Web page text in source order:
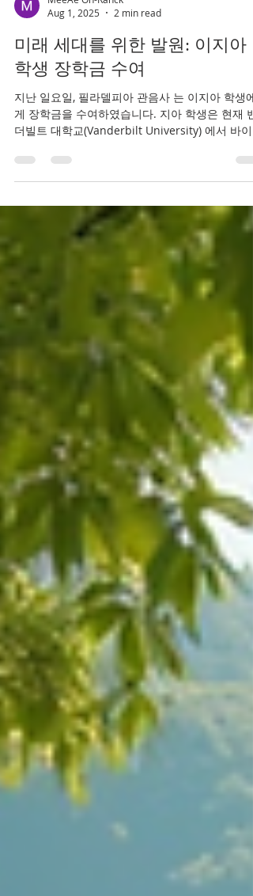
MeeAe Oh-Ranck
Aug 1, 2025
2 min read
미래 세대를 위한 발원: 이지아
학생 장학금 수여
지난 일요일, 필라델피아 관음사 는 이지아 학생에
게 장학금을 수여하였습니다. 지아 학생은 현재 밴
정진하고 있습니다.이번...